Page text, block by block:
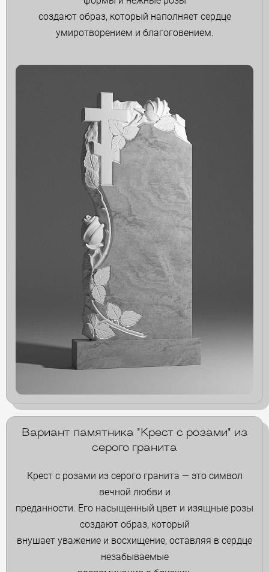
создают образ, который наполняет сердце
умиротворением и благоговением.
Вариант памятника "Крест с розами" из
серого гранита
Крест с розами из серого гранита — это символ
вечной любви и
преданности. Его насыщенный цвет и изящные розы
создают образ, который
внушает уважение и восхищение, оставляя в сердце
незабываемые